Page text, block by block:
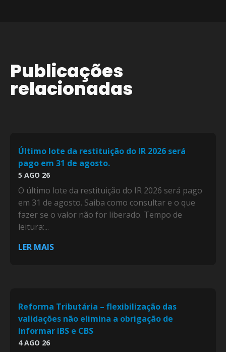
Publicações
relacionadas
Último lote da restituição do IR 2026 será
pago em 31 de agosto.
5 AGO 26
O último lote da restituição do IR 2026 será pago
em 31 de agosto. Saiba como consultar e o que
fazer se o valor não for liberado. Tempo de
leitura:...
LER MAIS
Reforma Tributária – flexibilização das
validações não elimina a obrigação de
informar IBS e CBS
4 AGO 26